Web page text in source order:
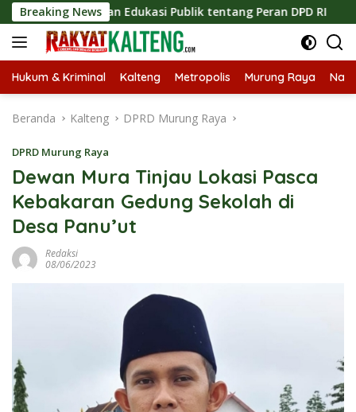
Langsung
ke
konten
Breaking News
Edukasi Publik tentang Peran DPD RI
Hukum & Kriminal Kalteng Metropolis Murung Raya
Beranda Kalteng DPRD Murung Raya
DPRD Murung Raya
Dewan Mura Tinjau Lokasi Pasca
Kebakaran Gedung Sekolah di
Desa Panu’ut
Redaksi
08/06/2023